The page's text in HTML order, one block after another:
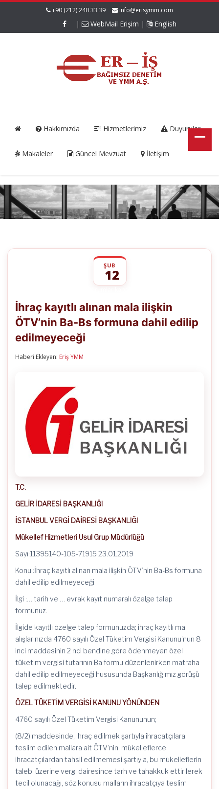
+90 (212) 240 33 39 info@erisymm.com
| WebMail Erişim | English
Hakkımızda Hizmetlerimiz Duyurular
Makaleler Güncel Mevzuat İletişim
ŞUB
12
alınan
mala
ilişkin
İhraç kayıtlı alınan mala ilişkin
ÖTV’nin Ba-Bs formuna dahil edilip
edilmeyeceği
Haberi Ekleyen: Eriş YMM
T.C.
GELİR İDARESİ BAŞKANLIĞI
İSTANBUL VERGİ DAİRESİ BAŞKANLIĞI
Mükellef Hizmetleri Usul Grup Müdürlüğü
Sayı:11395140-105-71915 23.01.2019
Konu :İhraç kayıtlı alınan mala ilişkin ÖTV’nin Ba-Bs formuna
dahil edilip edilmeyeceği
İlgi :… tarih ve … evrak kayıt numaralı özelge talep
formunuz.
İlgide kayıtlı özelge talep formunuzda; ihraç kayıtlı mal
alışlarınızda 4760 sayılı Özel Tüketim Vergisi Kanunu’nun 8
inci maddesinin 2 nci bendine göre ödenmeyen özel
tüketim vergisi tutarının Ba formu düzenlenirken matraha
dahil edilip edilmeyeceği hususunda Başkanlığımız görüşü
talep edilmektedir.
ÖZEL TÜKETİM VERGİSİ KANUNU YÖNÜNDEN
4760 sayılı Özel Tüketim Vergisi Kanununun;
(8/2) maddesinde, ihraç edilmek şartıyla ihracatçılara
teslim edilen mallara ait ÖTV’nin, mükelleflerce
ihracatçılardan tahsil edilmemesi şartıyla, bu mükelleflerin
talebi üzerine vergi dairesince tarh ve tahakkuk ettirilerek
tecil olunacağı, söz konusu malların ihracatçıya teslim